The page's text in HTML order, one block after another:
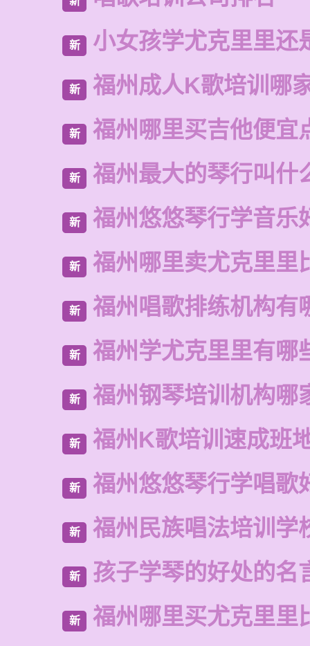
新 小女孩学尤克里里还
新 福州成人K歌培训哪
新 福州哪里买吉他便宜
新 福州最大的琴行叫什
新 福州悠悠琴行学音乐
新 福州哪里卖尤克里里
新 福州唱歌排练机构有
新 福州学尤克里里有哪
新 福州钢琴培训机构哪
新 福州K歌培训速成班
新 福州悠悠琴行学唱歌
新 福州民族唱法培训学
新 孩子学琴的好处的名
新 福州哪里买尤克里里